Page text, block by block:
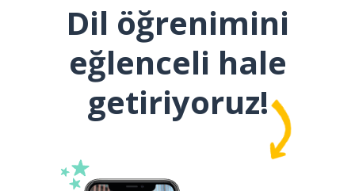
Dil öğrenimini
eğlenceli hale
getiriyoruz!